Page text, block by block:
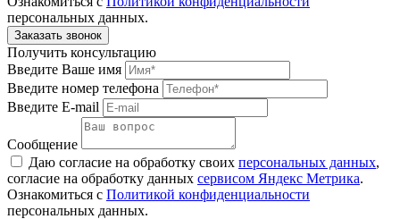
персональных данных.
Получить консультацию
Введите Ваше имя
Введите номер телефона
Введите E-mail
Сообщение
Даю согласие на обработку своих персональных данных,
согласие на обработку данных сервисом Яндекс Метрика.
Ознакомиться с Политикой конфиденциальности
персональных данных.